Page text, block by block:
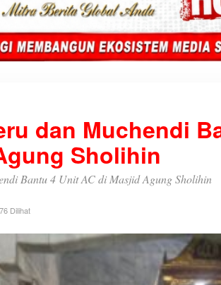
dan Muchendi
Sholihin
Bantu 4 Unit AC di Masjid Agung Sholihin
Dilihat